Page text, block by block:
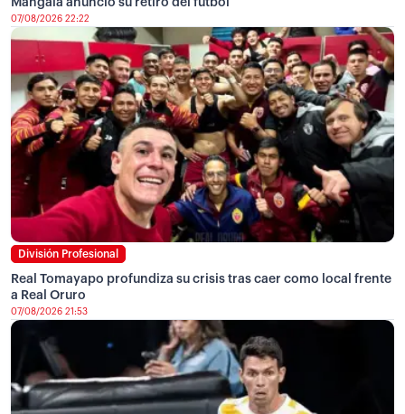
Mangala anunció su retiro del fútbol
07/08/2026 22:22
División Profesional
Real Tomayapo profundiza su crisis tras caer como local frente
a Real Oruro
07/08/2026 21:53